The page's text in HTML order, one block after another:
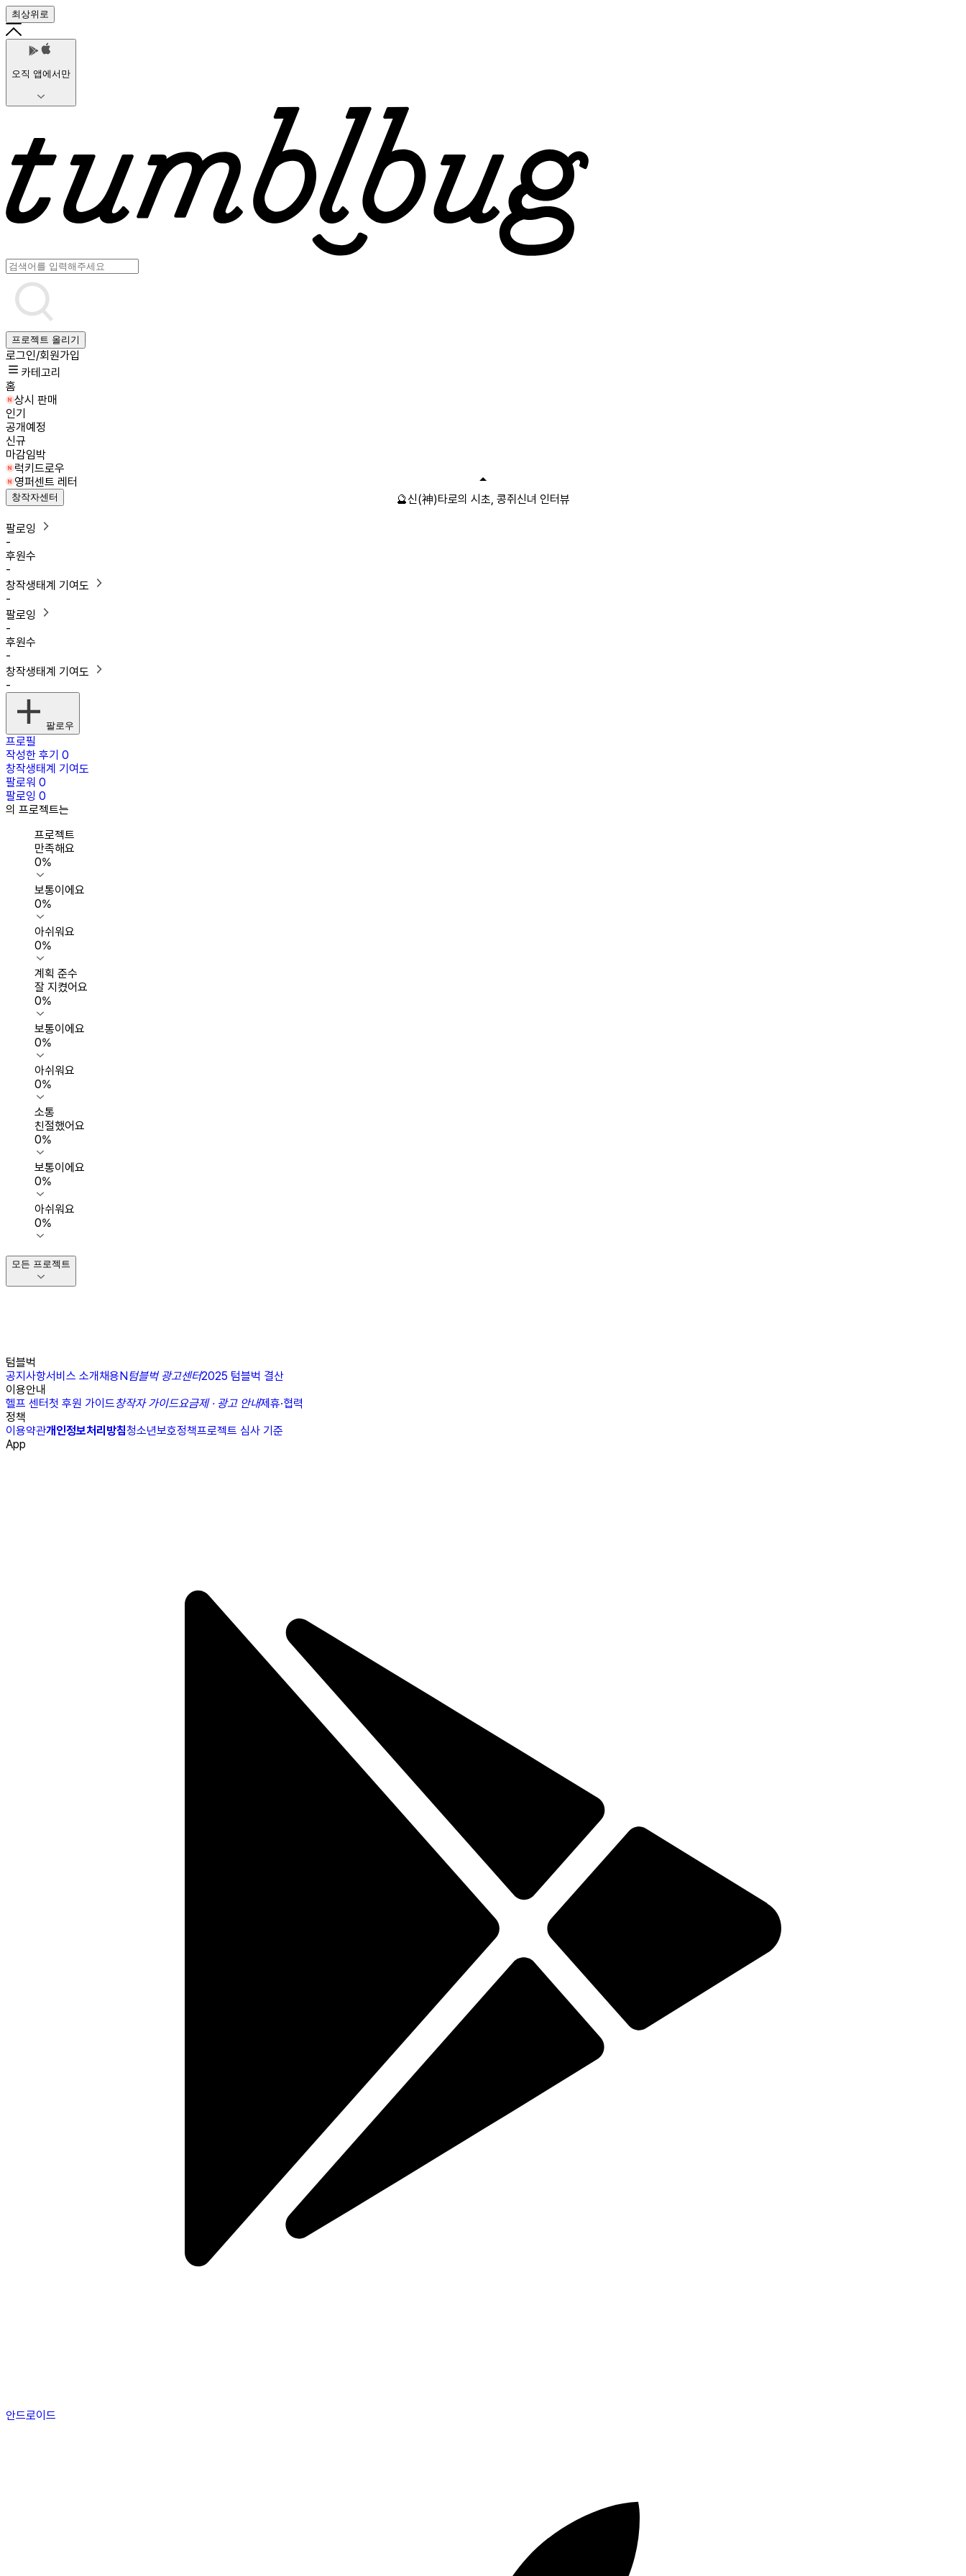
최상위로
오직 앱에서만
프로젝트 올리기
로그인/회원가입
카테고리
홈
상시 판매
인기
공개예정
신규
마감임박
럭키드로우
영퍼센트 레터
창작자센터
팔로잉
-
후원수
-
창작생태계 기여도
-
팔로잉
-
후원수
-
창작생태계 기여도
-
팔로우
프로필
작성한 후기 0
창작생태계 기여도
팔로워 0
팔로잉 0
의 프로젝트는
프로젝트
만족해요
0%
보통이에요
0%
아쉬워요
0%
계획 준수
잘 지켰어요
0%
보통이에요
0%
아쉬워요
0%
소통
친절했어요
0%
보통이에요
0%
아쉬워요
0%
모든 프로젝트
텀블벅
공지사항서비스 소개채용N텀블벅 광고센터2025 텀블벅 결산
이용안내
헬프 센터첫 후원 가이드창작자 가이드요금제 · 광고 안내제휴·협력
정책
이용약관개인정보처리방침청소년보호정책프로젝트 심사 기준
App
안드로이드
🔮신(神)타로의 시초, 콩쥐신녀 인터뷰